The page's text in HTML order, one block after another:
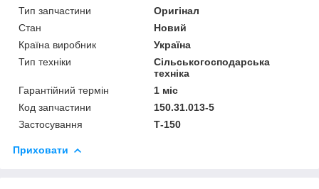
Тип запчастини
Оригінал
Стан
Новий
Країна виробник
Україна
Тип техніки
Сільськогосподарська
техніка
Гарантійний термін
1 міс
Код запчастини
150.31.013-5
Застосування
Т-150
Приховати